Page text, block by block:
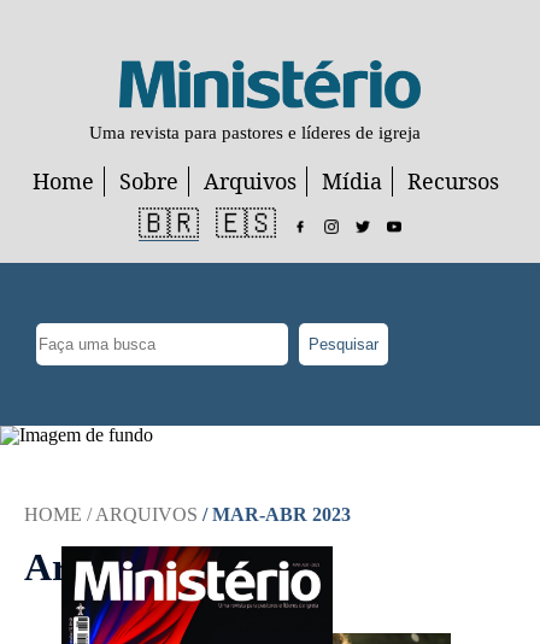
Uma revista para pastores e líderes de igreja
Home Sobre Arquivos Mídia Recursos
🇧🇷 🇪🇸
Pesquisar
HOME / ARQUIVOS / MAR-ABR 2023
Artigos